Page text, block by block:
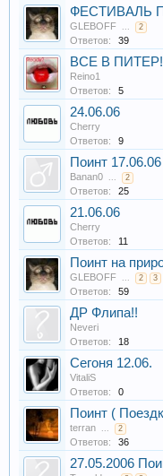
ФЕСТИВАЛЬ
GLEBOFF ... 2
Ответов: 39
ВСЕ В ПИТЕР!
Reino1
Ответов:
5
24.06.06
Cherry
Ответов:
9
Поинт
Banan0 ... 2
Ответов: 25
21.06.06
Cherry
Ответов:
11
Поинт на
GLEBOFF ... 2 3
Ответов: 59
ДР Флипа!!
Neveri
Ответов:
18
Сегоня 12.06.
VitaliS
Ответов:
0
Поинт (
terran ... 2
Ответов: 36
27.05.2006